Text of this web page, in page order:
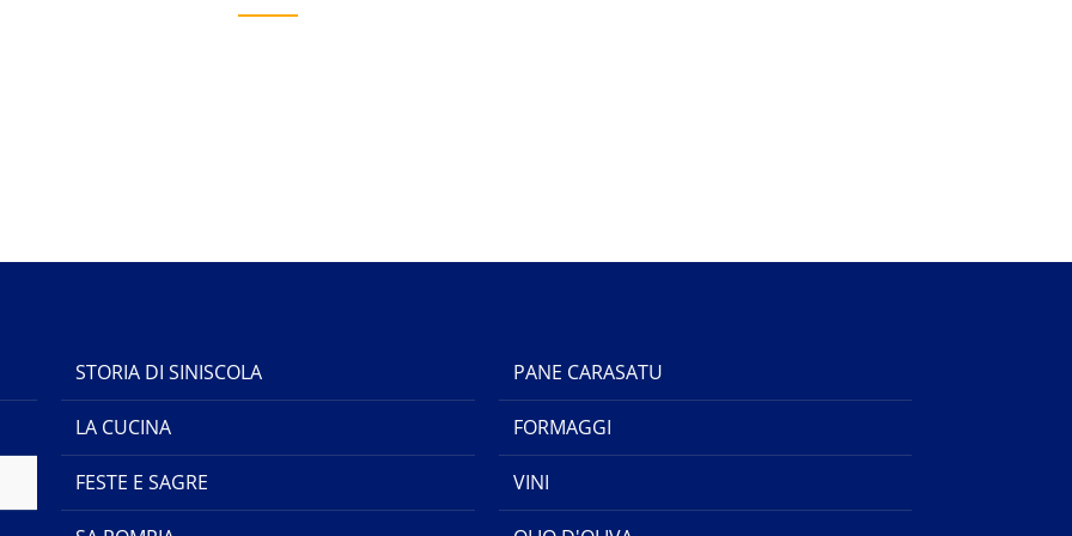
STORIA DI SINISCOLA
LA CUCINA
FESTE E SAGRE
PANE CARASATU
FORMAGGI
VINI